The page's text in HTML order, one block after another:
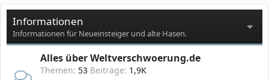
Informationen
Informationen für Neueinsteiger und alte Hasen.
Alles über Weltverschwoerung.de
Themen 53 Beiträge 1,9K